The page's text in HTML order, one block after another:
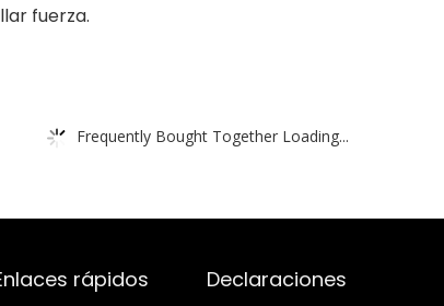
fuerza.
Frequently Bought Together Loading...
rápidos Declaraciones